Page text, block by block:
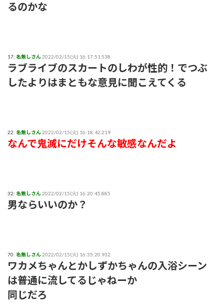
るのかな
17: 名無しさん2022/02/15(火) 16:17:51.538
ラブライブのスカートのしわが性的！でつぶ
したよりはまともな意見に聞こえてくる
22: 名無しさん2022/02/15(火) 16:18:42.219
なんで鬼滅にだけそんな敏感なんだよ
32: 名無しさん2022/02/15(火) 16:20:45.885
男ならいいのか？
70: 名無しさん2022/02/15(火) 16:35:20.932
ワカメちゃんとかしずかちゃんの入浴シーン
は普通に流してるじゃねーか
同じだろ